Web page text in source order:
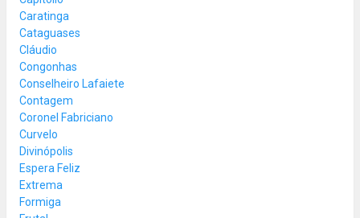
Caratinga
Cataguases
Cláudio
Congonhas
Conselheiro Lafaiete
Contagem
Coronel Fabriciano
Curvelo
Divinópolis
Espera Feliz
Extrema
Formiga